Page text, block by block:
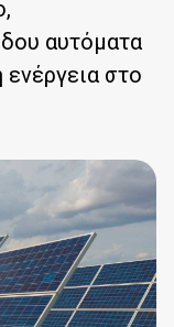
αυτόματα
στο